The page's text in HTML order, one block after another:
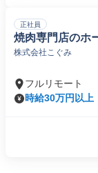
正社員
焼肉専門店のホ
株式会社こぐみ
フルリモート
時給30万円以上